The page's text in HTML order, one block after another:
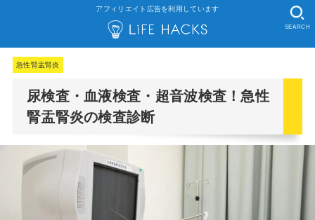
アフィリエイト広告を利用しています
SEARCH
急性腎盂腎炎
尿検査・血液検査・超音波検査！急性
腎盂腎炎の検査診断